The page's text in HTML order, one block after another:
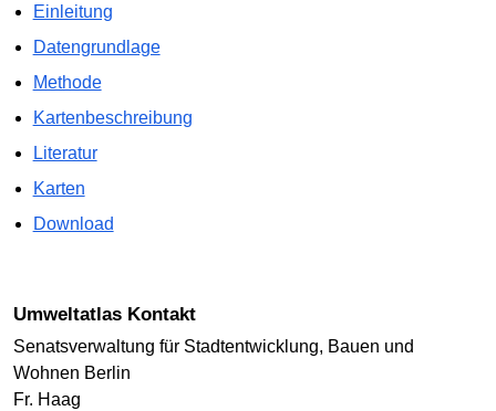
Einleitung
Datengrundlage
Methode
Kartenbeschreibung
Literatur
Karten
Download
Umweltatlas Kontakt
Senatsverwaltung für Stadtentwicklung, Bauen und
Wohnen Berlin
Fr. Haag